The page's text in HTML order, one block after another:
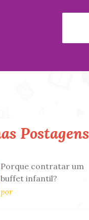
Postagens
Porque contratar um
buffet infantil?
por